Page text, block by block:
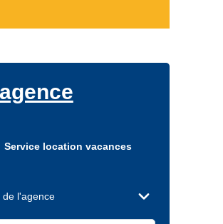
Service location vacances
de l'agence expand_more